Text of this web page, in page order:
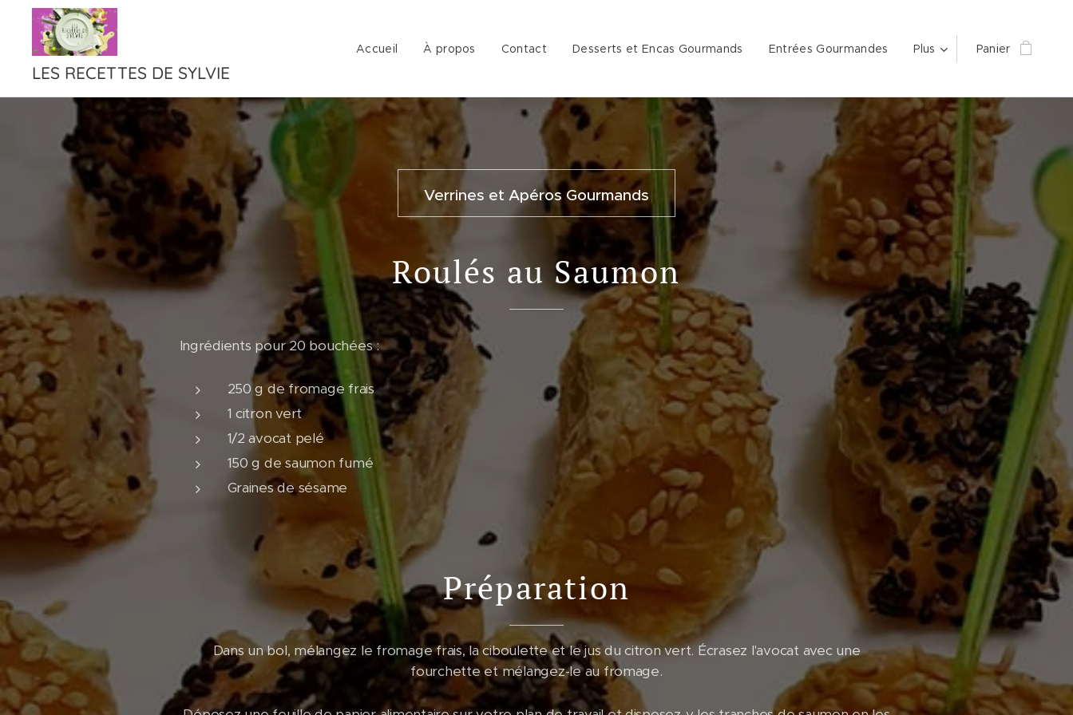
LES RECETTES DE SYLVIE
Accueil À propos Contact Desserts et Encas Gourmands Entrées Gourmandes Plus Panier
Verrines et Apéros Gourmands
Roulés au Saumon
Ingrédients pour 20 bouchées :
250 g de fromage frais
1 citron vert
1/2 avocat pelé
150 g de saumon fumé
Graines de sésame
Préparation
Dans un bol, mélangez le fromage frais, la ciboulette et le jus du citron vert. Écrasez l'avocat avec une
fourchette et mélangez-le au fromage.